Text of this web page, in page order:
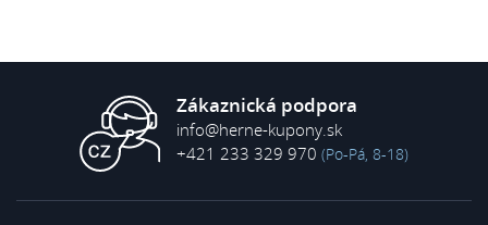
Zákaznická podpora
info@herne-kupony.sk
+421 233 329 970 (Po-Pá, 8-18)